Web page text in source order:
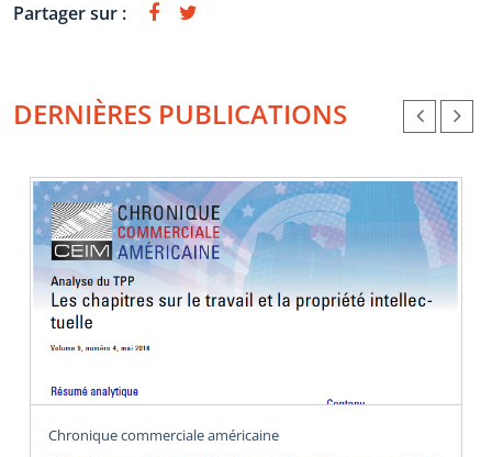
Partager sur :
DERNIÈRES PUBLICATIONS
Chronique commerciale américaine